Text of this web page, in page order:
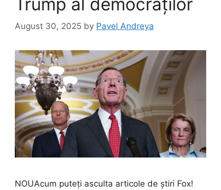
August 30, 2025 by Pavel Andreya
NOUAcum puteți asculta articole de știri Fox!